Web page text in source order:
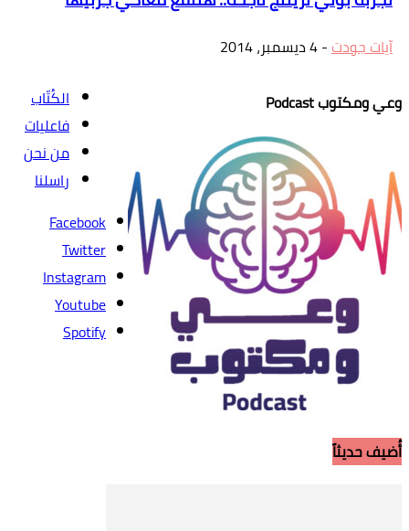
آيات جودت-4 ديسمبر، 2014
وعي ومكتوب Podcast
أُضيف حديثاً
الكُتّاب
فاعليات
من نحن
راسلنا
Facebook
Twitter
Instagram
Youtube
Spotify